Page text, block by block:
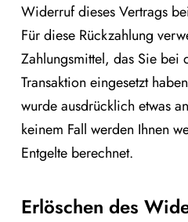
Widerruf dieses Vertrags
Für diese Rückzahlung
Zahlungsmittel, das Sie bei
Transaktion eingesetzt
wurde ausdrücklich etwas
keinem Fall werden Ihnen
Entgelte berechnet.
Erlöschen des